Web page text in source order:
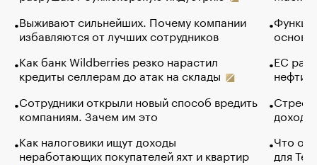
Выживают сильнейших. Почему компании
избавляются от лучших сотрудников
Как банк Wildberries резко нарастил
кредиты селлерам до атак на склады
Сотрудники открыли новый способ вредить
компаниям. Зачем им это
Как налоговики ищут доходы
неработающих покупателей яхт и квартир
основ
ЕС
нефти
Что
для